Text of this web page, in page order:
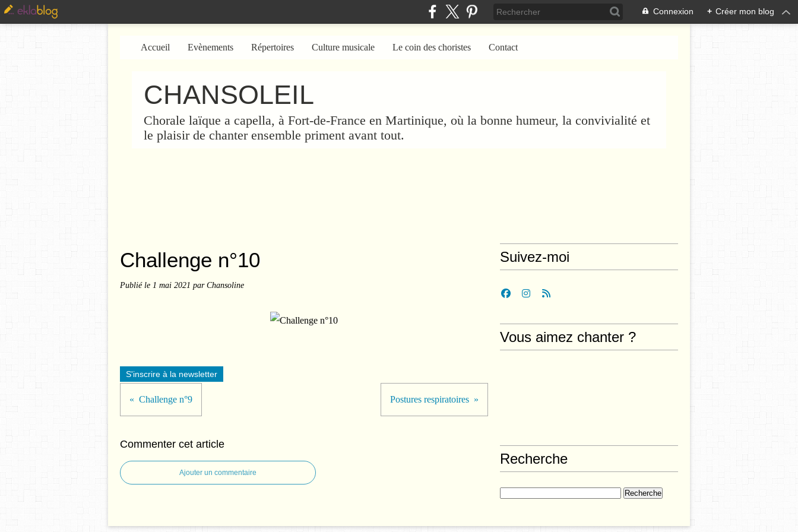
Connexion + Créer mon blog
CHANSOLEIL
Chorale laïque a capella, à Fort-de-France en Martinique, où la bonne humeur, la convivialité et
le plaisir de chanter ensemble priment avant tout.
Accueil Evènements Répertoires Culture musicale Le coin des choristes Contact
Challenge n°10
Publié le 1 mai 2021 par Chansoline
S'inscrire à la newsletter
Challenge n°9 Postures respiratoires
Commenter cet article
Ajouter un commentaire
Suivez-moi
Vous aimez chanter ?
Recherche